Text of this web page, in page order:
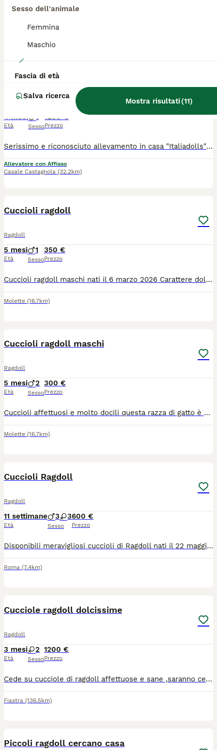
Sesso dell'animale
Femmina
Maschio
Fascia di età
Salva ricerca
Mostra risultati(11)
4 mesi
Età
1
Sesso
1250 €
Prezzo
Serissimo e riconosciuto allevamento in casa "Italiadolls" con attività da quasi 15 anni, registrato a Roma, dispone di un'ottimo maschietto Ragdoll. Prestigiose linee americane con discendenze scandinave e tedesche conosciute nel mondo per ottimo fenotipo (linee morbide, look da orsacchiotto) e genotipo. Annuncio e’ rivolto solamente alle persone interessate ad alta qualità di cucciolo (da compagnia) con tutti i documenti completi in regola (pedigree ministeriale, contratto, passaggio di proprieta, libretto con completo iter di vaccini e sverminazioni, test genetici e virali), garanzie contrattuali e assistenza post vendita GRATUITA PER TUTTA LA VITA DEL CUCCIOLO. Contattare (come il primo contatto) tramite messaggio via What’sApp 348 8552121 la sera o e-mail: italiadolls@gmail.com e visitare il sito web: www.italiadollsragdoll.com e sulla prima pagina del sito web anche link su facebook dove trovate gli aggiornamenti. Maschietto puo’ trasferirsi nella sua nuova casa dall’eta’ di 16 settimane in poi. Se necessario la consegna potrebbe avvenire in tutt'Italia.
Allevatore con Affisso
Casale Castagnola (32.2km)
Cuccioli ragdoll
Ragdoll
5 mesi
Età
1
Sesso
350 €
Prezzo
Cuccioli ragdoll maschi nati il 6 marzo 2026 Carattere dolcissimo e molto affettuosi ed abituati con altri animali,questa razza di gatto è adatta alla pet teraphy i cuccioli sono svezzati e abituati alla lettiera genitori visibili di nostra proprietà Per ulteriori informazioni scrivere su whatsapp numero 3489802110
Molette (16.7km)
Cuccioli ragdoll maschi
Ragdoll
5 mesi
Età
2
Sesso
300 €
Prezzo
Cuccioli affettuosi e molto docili questa razza di gatto è adatta a stare con altri animali ed per la pet teraphy abituati alla letteria x ulteriori informazioni contattare su whatsapp al numero 3489802110
Molette (16.7km)
Cuccioli Ragdoll
Ragdoll
11 settimane
Età
3 3
Sesso
600 €
Prezzo
Disponibili meravigliosi cuccioli di Ragdoll nati il 22 maggio Colori maschietti blue Mitted, Seal Mitted Colori femminucce blue Mitted, Seal Mitted e blue Mitted Siamo i cuccioli dolcissimi e pronti per trovare una famiglia amorevole Siamo in un ambiente sereno, abituati al contatto umano e alle coccole...verremo ceduti abituati alla lettiera e svezzati. Siamo dolcissimi , affettuosi e perfetti per la compagnia...verremo ceduti completamente autonomi e pronti per raggiungere la nostra nuova famiglia! Siamo a Roma Se ti sei già innamorato di una di noi, puoi prenotarci fin da subito! Entrambi i genitori sono testati e negativi per le principali malattie genetiche della razza, tra cui HCM (cardiomiopatia ipertrofica) ,oltre a FIV e FeLV. Verremo ceduti con: - Libretto sanitario - sverminazione effettuata( due volte) - primo vaccino -Abituati alla lettiera e alla vita in casa Prenotazioni già aperte! Femminucce 650€ Maschietti 600€ Per ulteriori informazioni contattatemi al 350 884 4326 o tramite whatsapp grazie. Possibilità di vederli dal vivo
Roma (7.4km)
Cucciole ragdoll dolcissime
Ragdoll
3 mesi
Età
2
Sesso
1200 €
Prezzo
Cede su cucciole di ragdoll affettuose e sane ,saranno cedute sverminate e con i primi vaccini ,madre e padre e figlia con pedigree a richiesta dell acquirente
Fiastra (136.5km)
Piccoli ragdoll cercano casa